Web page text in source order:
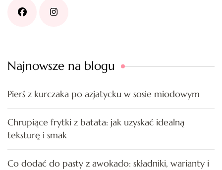
Najnowsze na blogu
Pierś z kurczaka po azjatycku w sosie miodowym
Chrupiące frytki z batata: jak uzyskać idealną
teksturę i smak
Co dodać do pasty z awokado: składniki, warianty i